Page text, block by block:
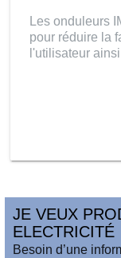
Les onduleurs
pour réduire la
l'utilisateur
JE VEUX
ELECTRICITÉ
Besoin d’une